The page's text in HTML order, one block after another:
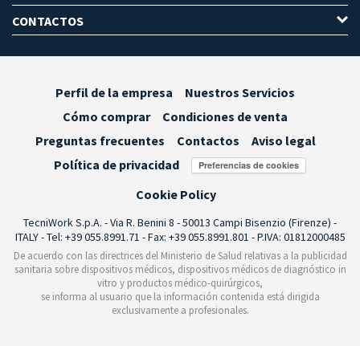
CONTACTOS
Perfil de la empresa
Nuestros Servicios
Cómo comprar
Condiciones de venta
Preguntas frecuentes
Contactos
Aviso legal
Política de privacidad
Preferencias de cookies
Cookie Policy
TecniWork S.p.A. - Via R. Benini 8 - 50013 Campi Bisenzio (Firenze) -
ITALY - Tel: +39 055.8991.71 - Fax: +39 055.8991.801 - P.IVA: 01812000485
De acuerdo con las directrices del Ministerio de Salud relativas a la publicidad
sanitaria sobre dispositivos médicos, dispositivos médicos de diagnóstico in
vitro y productos médico-quirúrgicos,
se informa al usuario que la información contenida está dirigida
exclusivamente a profesionales.